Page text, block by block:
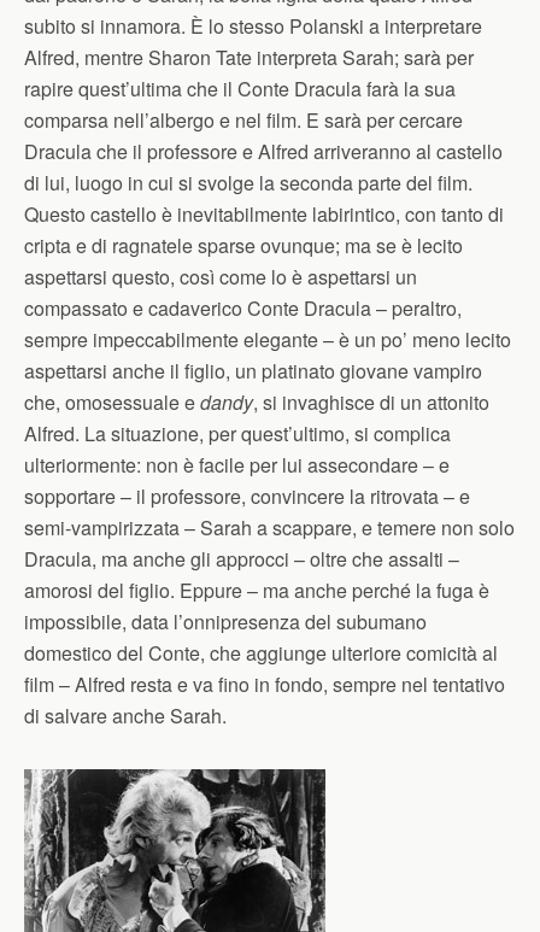
subito si innamora. È lo stesso Polanski a interpretare
Alfred, mentre Sharon Tate interpreta Sarah; sarà per
rapire quest’ultima che il Conte Dracula farà la sua
comparsa nell’albergo e nel film. E sarà per cercare
Dracula che il professore e Alfred arriveranno al castello
di lui, luogo in cui si svolge la seconda parte del film.
Questo castello è inevitabilmente labirintico, con tanto di
cripta e di ragnatele sparse ovunque; ma se è lecito
aspettarsi questo, così come lo è aspettarsi un
compassato e cadaverico Conte Dracula – peraltro,
sempre impeccabilmente elegante – è un po’ meno lecito
aspettarsi anche il figlio, un platinato giovane vampiro
che, omosessuale edandy, si invaghisce di un attonito
Alfred. La situazione, per quest’ultimo, si complica
ulteriormente: non è facile per lui assecondare – e
sopportare – il professore, convincere la ritrovata – e
semi-vampirizzata – Sarah a scappare, e temere non solo
Dracula, ma anche gli approcci – oltre che assalti –
amorosi del figlio. Eppure – ma anche perché la fuga è
impossibile, data l’onnipresenza del subumano
domestico del Conte, che aggiunge ulteriore comicità al
film – Alfred resta e va fino in fondo, sempre nel tentativo
di salvare anche Sarah.